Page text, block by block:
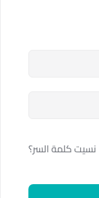
نسيت كلمة السر؟